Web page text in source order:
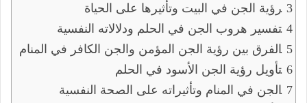
رؤية الجن في البيت وتأثيرها على الحياة
تفسير هروب الجن في الحلم ودلالاته النفسية
الفرق بين رؤية الجن المؤمن والجن الكافر في المنام
تأويل رؤية الجن الأسود في الحلم
الجن في المنام وتأثيراته على الصحة النفسية